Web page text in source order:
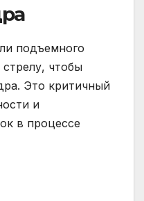
подъемного
чтобы
Это критичный
и
в процессе